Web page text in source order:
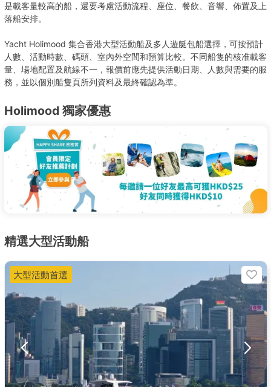
是載客量較高的船，還要考慮活動流程、座位、餐飲、音響、佈置及上
落船安排。
Yacht Holimood 集合香港大型活動船及多人遊艇包船選擇，可按預計
人數、活動時數、碼頭、室內外空間和預算比較。不同船隻的核准載客
量、場地配置及航線不一，報價前應先提供活動日期、人數與需要的服
務，並以個別船隻頁所列資料及最終確認為準。
Holimood 獨家優惠
精選大型活動船
大型活動首選